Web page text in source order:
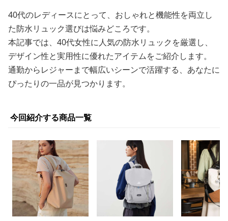
40代のレディースにとって、おしゃれと機能性を両立し
た防水リュック選びは悩みどころです。
本記事では、40代女性に人気の防水リュックを厳選し、
デザイン性と実用性に優れたアイテムをご紹介します。
通勤からレジャーまで幅広いシーンで活躍する、あなたに
ぴったりの一品が見つかります。
今回紹介する商品一覧